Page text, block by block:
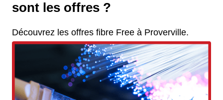
sont les offres ?
Découvrez les offres fibre Free à Proverville.